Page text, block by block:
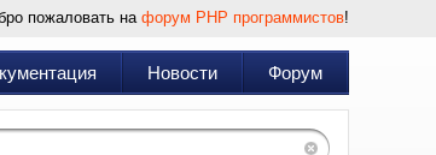
пожаловать нафорум PHP программистов!
Новости Форум